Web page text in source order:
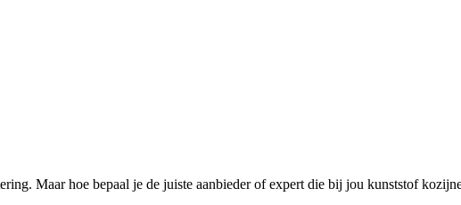
Maar hoe bepaal je de juiste aanbieder of expert die bij jou kunststof